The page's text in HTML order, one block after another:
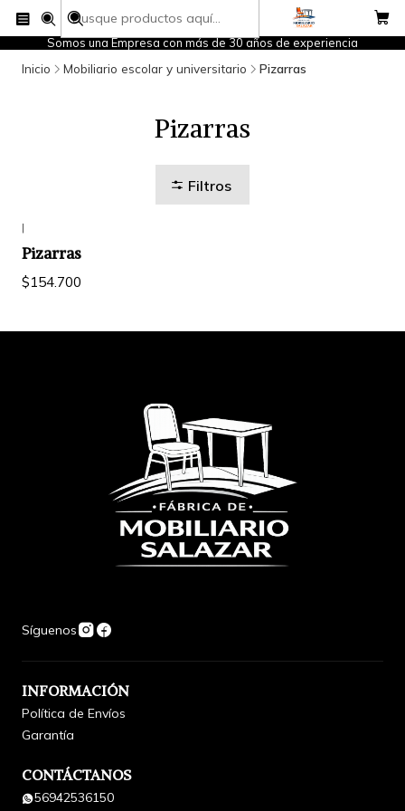
Somos una Empresa con más de 30 años de experiencia
Inicio Mobiliario escolar y universitario Pizarras
Pizarras
Filtros
|
Pizarras
$154.700
Síguenos
INFORMACIÓN
Política de Envíos
Garantía
CONTÁCTANOS
56942536150